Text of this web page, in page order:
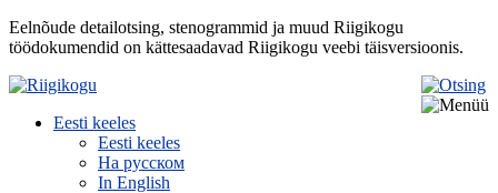
Eelnõude detailotsing, stenogrammid ja muud Riigikogu
töödokumendid on kättesaadavad Riigikogu veebi täisversioonis.
Eesti keeles
Eesti keeles
На русском
In English